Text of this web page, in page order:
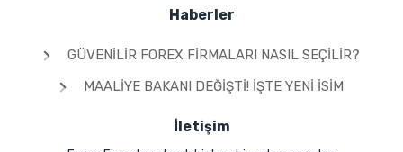
Haberler
GÜVENILIR FOREX FIRMALARI NASIL SEÇILIR?
MAALIYE BAKANI DEĞIŞTI! İŞTE YENI İSIM
İletişim